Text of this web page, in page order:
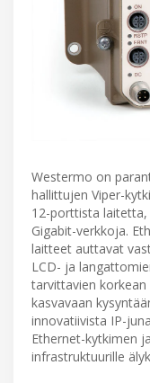
Westermo on
hallittujen Viper-
12-porttista
Gigabit-verkkoja.
laitteet auttavat
LCD- ja
tarvittavien
kasvavaan
innovatiivista IP-
Ethernet-kytkimen
infrastruktuurille